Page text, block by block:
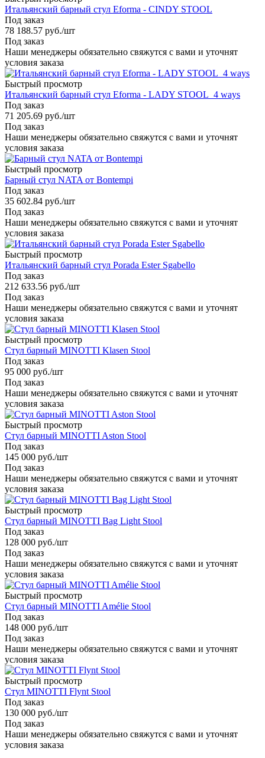
Итальянский барный стул Eforma - CINDY STOOL
Под заказ
78 188.57 руб./шт
Под заказ
Наши менеджеры обязательно свяжутся с вами и уточнят
условия заказа
Быстрый просмотр
Итальянский барный стул Eforma - LADY STOOL_4 ways
Под заказ
71 205.69 руб./шт
Под заказ
Наши менеджеры обязательно свяжутся с вами и уточнят
условия заказа
Быстрый просмотр
Барный стул NATA от Bontempi
Под заказ
35 602.84 руб./шт
Под заказ
Наши менеджеры обязательно свяжутся с вами и уточнят
условия заказа
Быстрый просмотр
Итальянский барный стул Porada Ester Sgabello
Под заказ
212 633.56 руб./шт
Под заказ
Наши менеджеры обязательно свяжутся с вами и уточнят
условия заказа
Быстрый просмотр
Стул барный MINOTTI Klasen Stool
Под заказ
95 000 руб./шт
Под заказ
Наши менеджеры обязательно свяжутся с вами и уточнят
условия заказа
Быстрый просмотр
Стул барный MINOTTI Aston Stool
Под заказ
145 000 руб./шт
Под заказ
Наши менеджеры обязательно свяжутся с вами и уточнят
условия заказа
Быстрый просмотр
Стул барный MINOTTI Bag Light Stool
Под заказ
128 000 руб./шт
Под заказ
Наши менеджеры обязательно свяжутся с вами и уточнят
условия заказа
Быстрый просмотр
Стул барный MINOTTI Amélie Stool
Под заказ
148 000 руб./шт
Под заказ
Наши менеджеры обязательно свяжутся с вами и уточнят
условия заказа
Быстрый просмотр
Стул MINOTTI Flynt Stool
Под заказ
130 000 руб./шт
Под заказ
Наши менеджеры обязательно свяжутся с вами и уточнят
условия заказа